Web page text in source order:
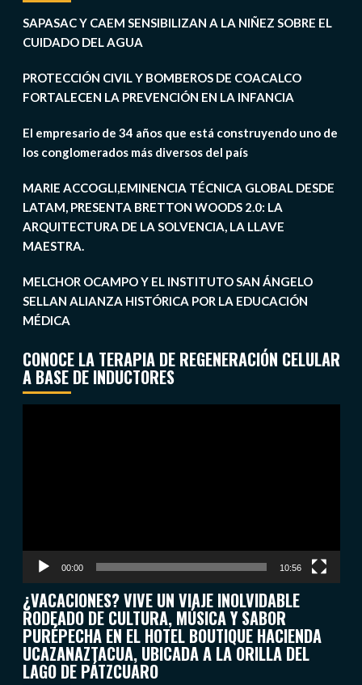
SAPASAC Y CAEM SENSIBILIZAN A LA NIÑEZ SOBRE EL
CUIDADO DEL AGUA
PROTECCIÓN CIVIL Y BOMBEROS DE COACALCO
FORTALECEN LA PREVENCIÓN EN LA INFANCIA
El empresario de 34 años que está construyendo uno de
los conglomerados más diversos del país
MARIE ACCOGLI,EMINENCIA TÉCNICA GLOBAL DESDE
LATAM, PRESENTA BRETTON WOODS 2.0: LA
ARQUITECTURA DE LA SOLVENCIA, LA LLAVE
MAESTRA.
MELCHOR OCAMPO Y EL INSTITUTO SAN ÁNGELO
SELLAN ALIANZA HISTÓRICA POR LA EDUCACIÓN
MÉDICA
CONOCE LA TERAPIA DE REGENERACIÓN CELULAR
A BASE DE INDUCTORES
00:00 10:56
¿VACACIONES? VIVE UN VIAJE INOLVIDABLE
RODEADO DE CULTURA, MÚSICA Y SABOR
PURÉPECHA EN EL HOTEL BOUTIQUE HACIENDA
UCAZANAZTACUA, UBICADA A LA ORILLA DEL
LAGO DE PÁTZCUARO